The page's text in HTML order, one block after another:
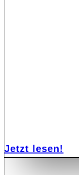
Jetzt lesen!